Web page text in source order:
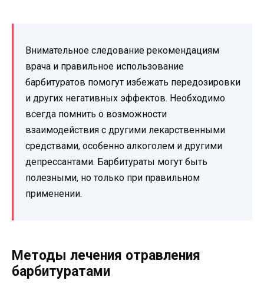
Внимательное следование рекомендациям
врача и правильное использование
барбитуратов помогут избежать передозировки
и других негативных эффектов. Необходимо
всегда помнить о возможности
взаимодействия с другими лекарственными
средствами, особенно алкоголем и другими
депрессантами. Барбитураты могут быть
полезными, но только при правильном
применении.
Методы лечения отравления
барбитуратами